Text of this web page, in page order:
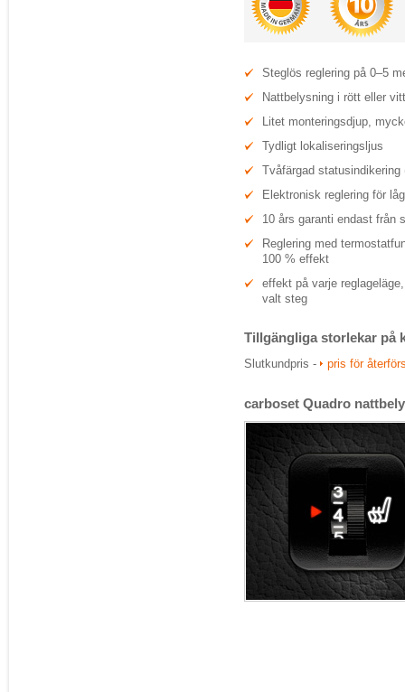
Steglös reglering på 0–5
Nattbelysning i rött eller vitt
Litet monteringsdjup,
Tydligt lokaliseringsljus
Tvåfärgad
Elektronisk reglering för
10 års garanti endast från
Reglering med
100 % effekt
effekt på varje
valt steg
Tillgängliga storlekar på
Slutkundpris - pris för
carboset Quadro